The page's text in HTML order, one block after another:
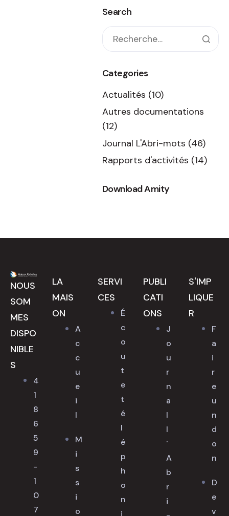
Search
Categories
Actualités (10)
Autres documentations
(12)
Journal L'Abri-mots (46)
Rapports d'activités (14)
Download Amity
NOUS
SOM
MES
DISPO
NIBLE
S
4
1
8
6
5
9
-
1
0
7
LA
MAIS
ON
A
c
c
u
e
i
l
M
i
s
s
i
o
SERVI
CES
É
c
o
u
t
e
t
é
l
é
p
h
o
n
i
PUBLI
CATI
ONS
J
o
u
r
n
a
l
l
'
A
b
r
i
S'IMP
LIQUE
R
F
a
i
r
e
u
n
d
o
n
D
e
v